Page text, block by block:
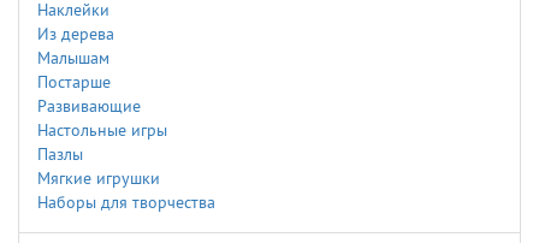
Наклейки
Из дерева
Малышам
Постарше
Развивающие
Настольные игры
Пазлы
Мягкие игрушки
Наборы для творчества